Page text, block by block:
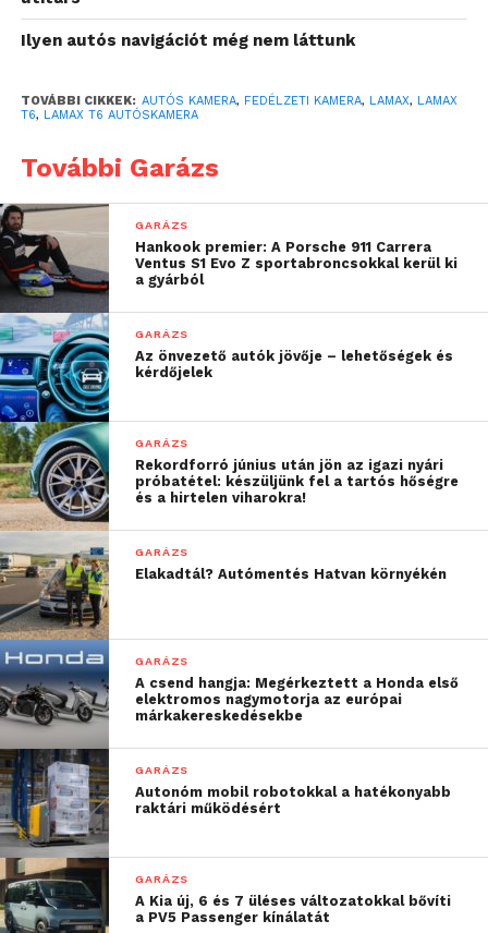
is nagy segítség lehet. A
LAMAX T6-os autóskamera
került tesztelésre nálunk.
oldalunkon, megbízhatóságukról, tartósságukról,
fedélzeti kamerák területén is rengeteg termékkel
jelent meg, köztük a fent említett LAMAX T6-os
fedélzeti kamerával.
Ilyen autós navigációt még nem láttunk
TOVÁBBI CIKKEK: AUTÓS KAMERA, FEDÉLZETI KAMERA, LAMAX, LAMAX
T6, LAMAX T6 AUTÓSKAMERA
További Garázs
GARÁZS
Hankook premier: A Porsche 911 Carrera
Ventus S1 Evo Z sportabroncsokkal kerül ki
a gyárból
GARÁZS
Az önvezető autók jövője – lehetőségek és
kérdőjelek
GARÁZS
Rekordforró június után jön az igazi nyári
próbatétel: készüljünk fel a tartós hőségre
és a hirtelen viharokra!
GARÁZS
Elakadtál? Autómentés Hatvan környékén
GARÁZS
A csend hangja: Megérkeztett a Honda első
elektromos nagymotorja az európai
márkakereskedésekbe
GARÁZS
Autonóm mobil robotokkal a hatékonyabb
raktári működésért
GARÁZS
A Kia új, 6 és 7 üléses változatokkal bővíti
a PV5 Passenger kínálatát